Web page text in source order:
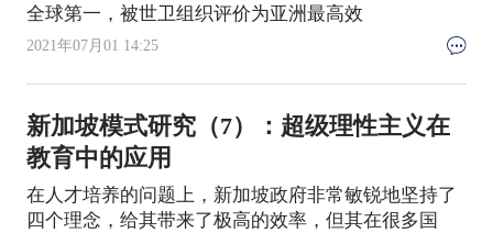
全球第一，被世卫组织评价为亚洲最高效
2021年07月01 14:25
新加坡模式研究（7）：超级理性主义在
教育中的应用
在人才培养的问题上，新加坡政府非常敏锐地坚持了
四个理念，给其带来了极高的效率，但其在很多国